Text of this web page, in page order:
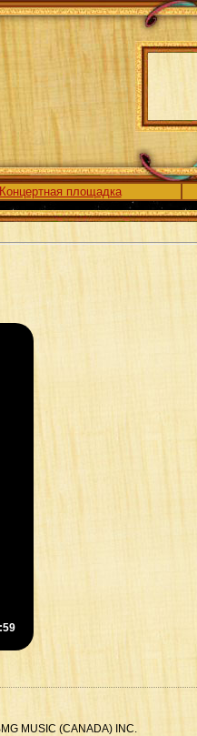
Концертная площадка
MUSIC (CANADA) INC.